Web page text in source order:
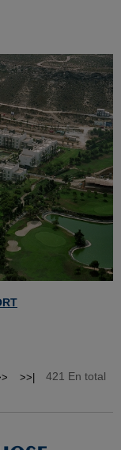
421 En total